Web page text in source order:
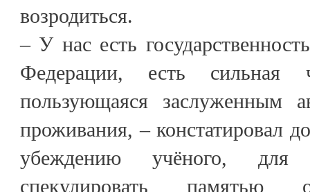
возродиться.
– У нас есть
Федерации, есть сильная
пользующаяся заслуженным
проживания, – констатировал
убеждению учёного, для
спекулировать